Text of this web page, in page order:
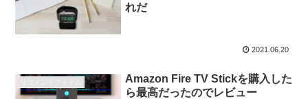
れだ
2021.06.20
リコメンドアイテム
Amazon Fire TV Stickを購入した
ら最高だったのでレビュー